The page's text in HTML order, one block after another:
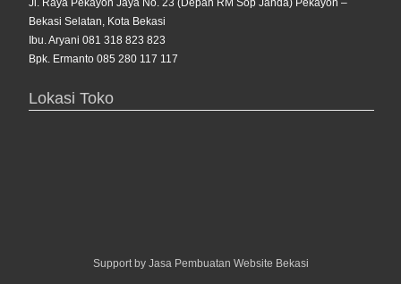
Jl. Raya Pekayon Jaya No. 23 (Depan RM Sop Janda) Pekayon –
Bekasi Selatan, Kota Bekasi
Ibu. Aryani 081 318 823 823
Bpk. Ermanto 085 280 117 117
Lokasi Toko
Support by Jasa Pembuatan Website Bekasi